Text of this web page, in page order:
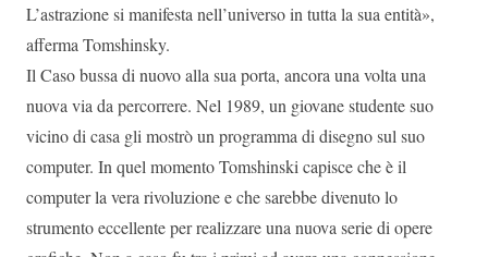
L’astrazione si manifesta nell’universo in tutta la sua entità»,
afferma Tomshinsky.
Il Caso bussa di nuovo alla sua porta, ancora una volta una
nuova via da percorrere. Nel 1989, un giovane studente suo
vicino di casa gli mostrò un programma di disegno sul suo
computer. In quel momento Tomshinski capisce che è il
computer la vera rivoluzione e che sarebbe divenuto lo
strumento eccellente per realizzare una nuova serie di opere